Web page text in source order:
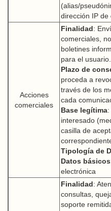
(alias/
dirección IP de
Acciones
comerciales
Finalidad:
comerciales,
boletines
para el usuario.
Plazo de
proceda a
través de los
cada
Base legítima
interesado
casilla de
Tipología de
Datos básicos
electrónica
Finalidad:
consultas,
soporte